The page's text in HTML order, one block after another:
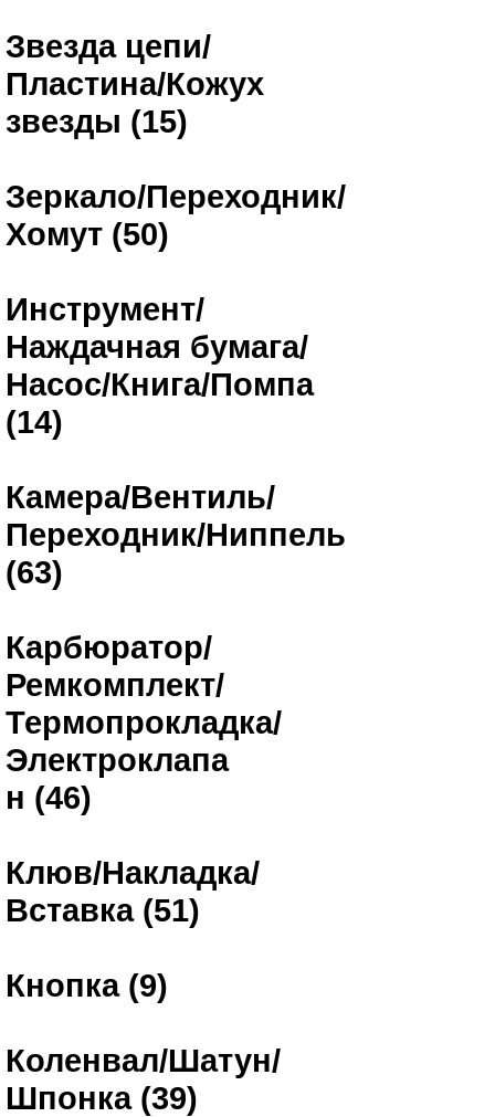
Звезда цепи/
Пластина/Кожух
звезды (15)
Зеркало/Переходник/
Хомут (50)
Инструмент/
Наждачная бумага/
Насос/Книга/Помпа
(14)
Камера/Вентиль/
Переходник/Ниппель
(63)
Карбюратор/
Ремкомплект/
Термопрокладка/
Электроклапа
н (46)
Клюв/Накладка/
Вставка (51)
Кнопка (9)
Коленвал/Шатун/
Шпонка (39)